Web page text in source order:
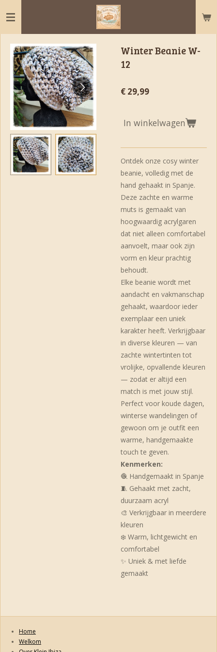
direct
naar
hoofdinhoud
Winter Beanie W-
12
€ 29,99
In winkelwagen
Ontdek onze cosy winter
beanie, volledig met de
hand gehaakt in Spanje.
Deze zachte en warme
muts is gemaakt van
hoogwaardig acrylgaren
dat niet alleen comfortabel
aanvoelt, maar ook zijn
vorm en kleur prachtig
behoudt.
Elke beanie wordt met
aandacht en vakmanschap
gehaakt, waardoor ieder
exemplaar een uniek
karakter heeft. Verkrijgbaar
in diverse kleuren — van
zachte wintertinten tot
vrolijke, opvallende kleuren
— zodat er altijd een
match is met jouw stijl.
Perfect voor koude dagen,
winterse wandelingen of
gewoon om je outfit een
warme, handgemaakte
touch te geven.
Kenmerken:
🧶 Handgemaakt in Spanje
🧵 Gehaakt met zacht,
duurzaam acryl
🎨 Verkrijgbaar in meerdere
kleuren
❄️ Warm, lichtgewicht en
comfortabel
✨ Uniek & met liefde
gemaakt
Home
Welkom